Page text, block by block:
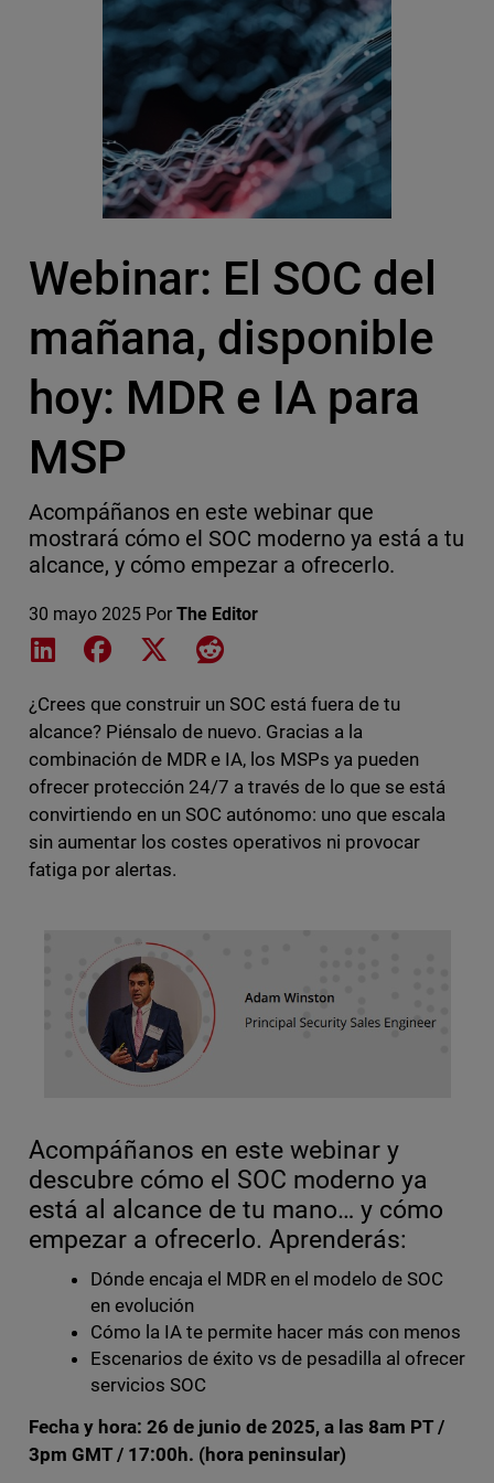
Webinar: El SOC del
mañana, disponible
hoy: MDR e IA para
MSP
Acompáñanos en este webinar que
mostrará cómo el SOC moderno ya está a tu
alcance, y cómo empezar a ofrecerlo.
30 mayo 2025 Por The Editor
Share on LinkedIn
Share on Facebook
Share on XShare on Reddit
¿Crees que construir un SOC está fuera de tu
alcance? Piénsalo de nuevo. Gracias a la
combinación de MDR e IA, los MSPs ya pueden
ofrecer protección 24/7 a través de lo que se está
convirtiendo en un SOC autónomo: uno que escala
sin aumentar los costes operativos ni provocar
fatiga por alertas.
Acompáñanos en este webinar y
descubre cómo el SOC moderno ya
está al alcance de tu mano… y cómo
empezar a ofrecerlo. Aprenderás:
Dónde encaja el MDR en el modelo de SOC
en evolución
Cómo la IA te permite hacer más con menos
Escenarios de éxito vs de pesadilla al ofrecer
servicios SOC
Fecha y hora: 26 de junio de 2025, a las 8am PT /
3pm GMT / 17:00h. (hora peninsular)